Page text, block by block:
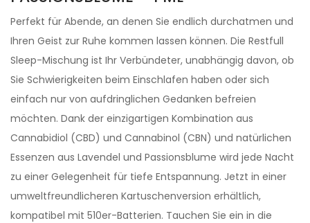
Perfekt für Abende, an denen Sie endlich durchatmen und
Ihren Geist zur Ruhe kommen lassen können. Die Restfull
Sleep-Mischung ist Ihr Verbündeter, unabhängig davon, ob
Sie Schwierigkeiten beim Einschlafen haben oder sich
einfach nur von aufdringlichen Gedanken befreien
möchten. Dank der einzigartigen Kombination aus
Cannabidiol (CBD) und Cannabinol (CBN) und natürlichen
Essenzen aus Lavendel und Passionsblume wird jede Nacht
zu einer Gelegenheit für tiefe Entspannung. Jetzt in einer
umweltfreundlicheren Kartuschenversion erhältlich,
kompatibel mit 510er-Batterien. Tauchen Sie ein in die